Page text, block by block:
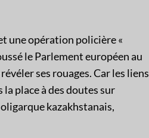
une opération policière «
le Parlement européen au
ses rouages. Car les liens
place à des doutes sur
kazakhstanais,